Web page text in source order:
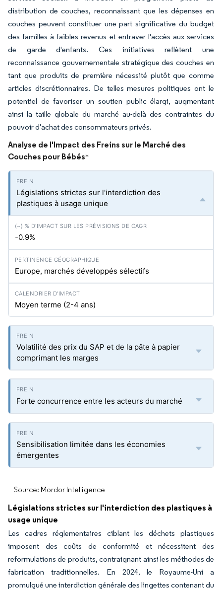
distribution de couches, reconnaissant que les dépenses en
couches peuvent constituer une part significative du budget
des familles à faibles revenus et entraver l'accès aux services
de garde d'enfants. Ces initiatives reflètent une
reconnaissance gouvernementale stratégique des couches en
tant que produits de première nécessité plutôt que comme
articles discrétionnaires. De telles mesures politiques ont le
potentiel de favoriser un soutien public élargi, augmentant
ainsi la taille globale du marché au-delà des contraintes du
pouvoir d'achat des consommateurs privés.
Analyse de l'Impact des Freins sur le Marché des
Couches pour Bébés*
Législations strictes sur l'interdiction des
plastiques à usage unique
-0.9%
Europe, marchés développés sélectifs
Moyen terme (2-4 ans)
Volatilité des prix du SAP et de la pâte à papier
comprimant les marges
Forte concurrence entre les acteurs du marché
Sensibilisation limitée dans les économies
émergentes
Source: Mordor Intelligence
Législations strictes sur l'interdiction des plastiques à
usage unique
Les cadres réglementaires ciblant les déchets plastiques
imposent des coûts de conformité et nécessitent des
reformulations de produits, contraignant ainsi les méthodes de
fabrication traditionnelles. En 2024, le Royaume-Uni a
promulgué une interdiction générale des lingettes contenant du